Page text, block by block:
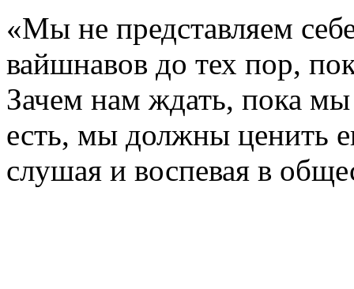
«Мы не представляем
вайшнавов до тех пор,
Зачем нам ждать, пока мы
есть, мы должны ценить
слушая и воспевая в